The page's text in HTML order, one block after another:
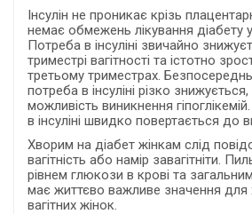
Інсулін не проникає крізь
немає обмежень лікування діабету у
Потреба в інсуліні звичайно
триместрі вагітності та істотно
третьому триместрах.
потреба в інсуліні різко
можливість виникнення
в інсуліні швидко повертається до
Хворим на діабет жінкам слід
вагітність або намір завагітніти.
рівнем глюкози в крові та
має життєво важливе значення для
вагітних жінок.